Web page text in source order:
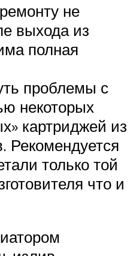
не
выхода из
полная
проблемы с
некоторых
картриджей из
Рекомендуется
только той
что и